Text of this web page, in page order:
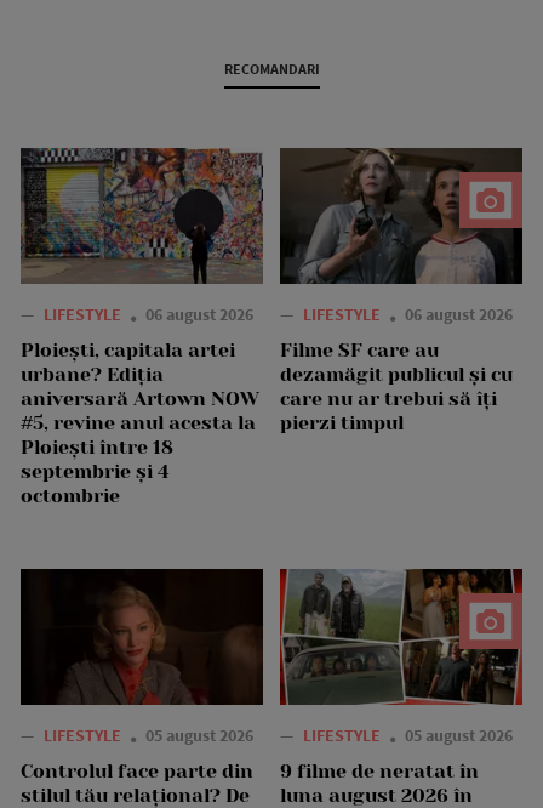
RECOMANDARI
— LIFESTYLE 06 august 2026
Ploiești, capitala artei
urbane? Ediția
aniversară Artown NOW
#5, revine anul acesta la
Ploiești între 18
septembrie și 4
octombrie
— LIFESTYLE 06 august 2026
Filme SF care au
dezamăgit publicul și cu
care nu ar trebui să îți
pierzi timpul
— LIFESTYLE 05 august 2026
Controlul face parte din
stilul tău relațional? De
— LIFESTYLE 05 august 2026
9 filme de neratat în
luna august 2026 în